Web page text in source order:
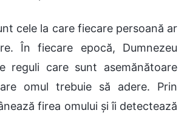
cele la care fiecare persoană ar
În fiecare epocă, Dumnezeu
reguli care sunt asemănătoare
omul trebuie să adere. Prin
firea omului și îi detectează